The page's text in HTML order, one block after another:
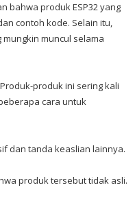
bahwa produk ESP32 yang
contoh kode. Selain itu,
muncul selama
produk ini sering kali
cara untuk
dan tanda keaslian lainnya.
produk tersebut tidak asli.